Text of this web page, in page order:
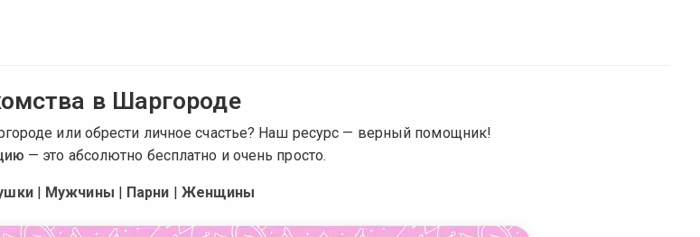
в Шаргороде
или обрести личное счастье? Наш ресурс — верный помощник!
— это абсолютно бесплатно и очень просто.
| Мужчины | Парни | Женщины